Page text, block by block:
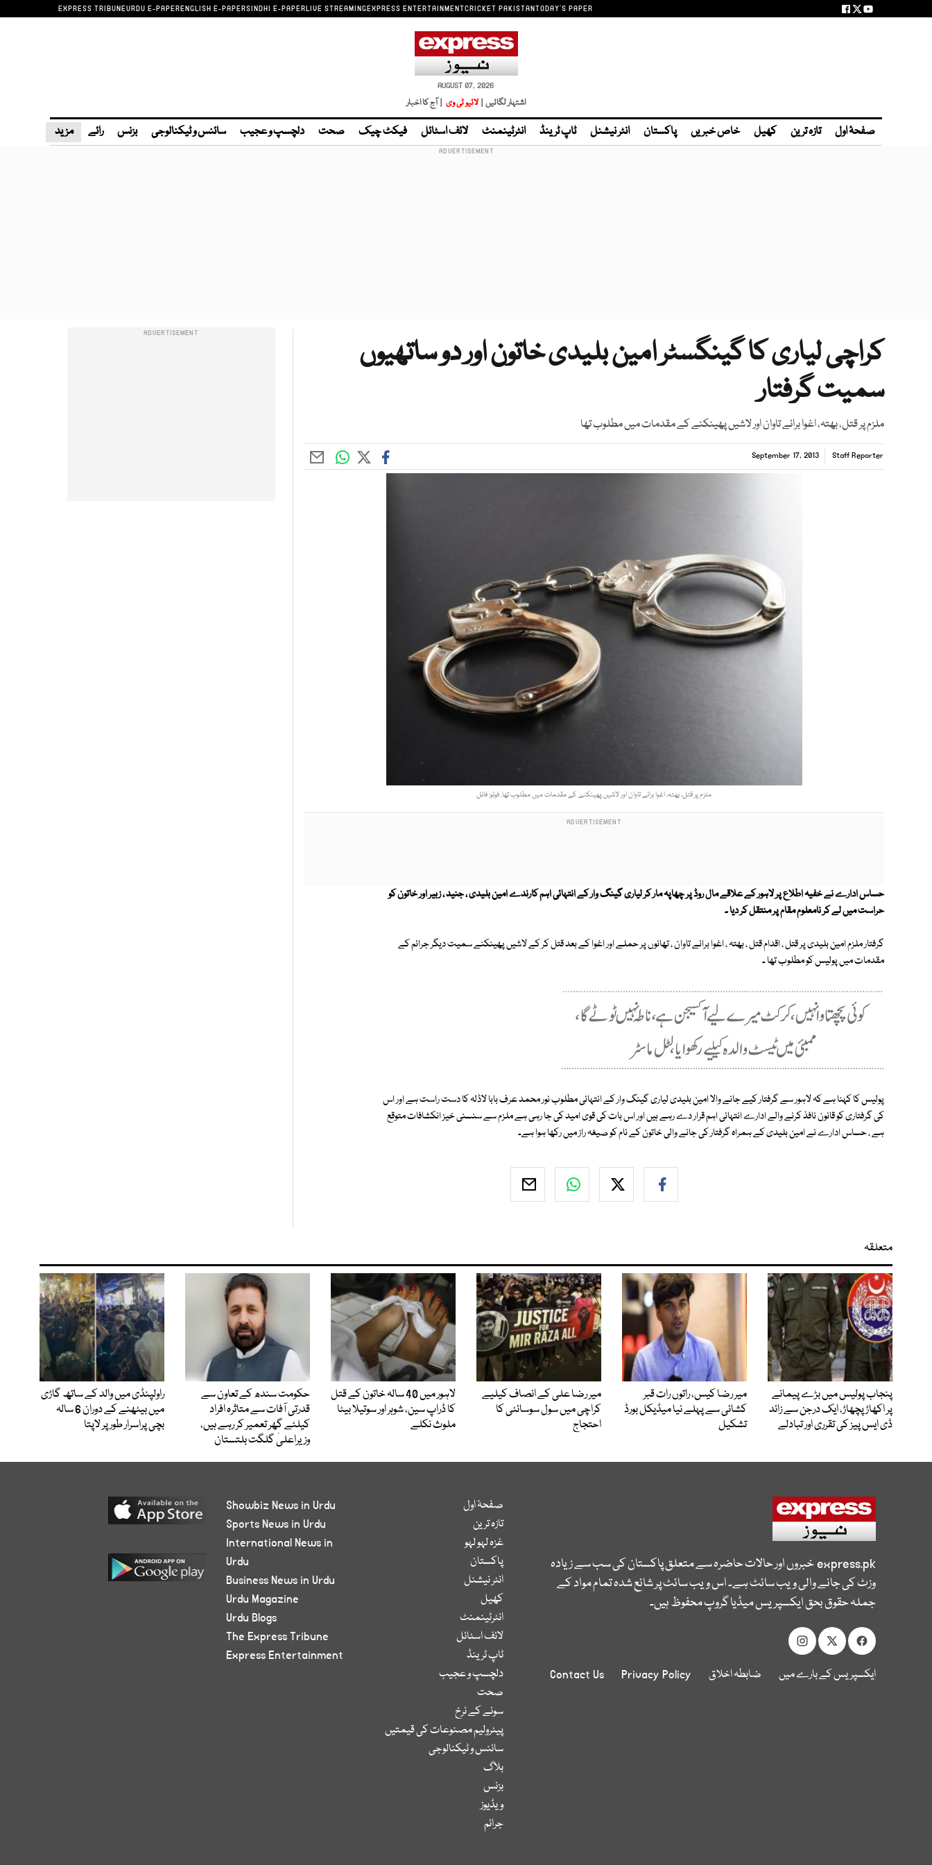
EXPRESS TRIBUNEURDU E-PAPERENGLISH E-PAPERSINDHI E-PAPERLIVE STREAMINGEXPRESS ENTERTAINMENTCRICKET PAKISTANTODAY'S PAPER
AUGUST 07, 2026
اشتہار لگائیں | لائیو ٹی وی | آج کا اخبار
صفحۂ اول تازہ ترین کھیل خاص خبریں پاکستان انٹر نیشنل ٹاپ ٹرینڈ انٹرٹینمنٹ لائف اسٹائل فیکٹ چیک صحت دلچسپ و عجیب سائنس و ٹیکنالوجی بزنس رائے مزید
کراچی لیاری کا گینگسٹر امین بلیدی خاتون اور دو ساتھیوں
سمیت گرفتار
ملزم پر قتل، بھتہ، اغوا برائے تاوان اور لاشیں پھینکنے کے مقدمات میں مطلوب تھا
Staff Reporter
September 17, 2013
ملزم پر قتل، بھتہ، اغوا برائے تاوان اور لاشیں پھینکنے کے مقدمات میں مطلوب تھا. فوٹو: فائل
حساس ادارے نے خفیہ اطلاع پر لاہور کے علاقے مال روڈ پر چھاپہ مار کر لیاری گینگ وار کے انتہائی اہم کارندے امین بلیدی ، جنید ، زبیر اور خاتون کو
حراست میں لے کر نامعلوم مقام پر منتقل کر دیا ۔
گرفتار ملزم امین بلیدی پر قتل ، اقدام قتل ، بھتہ ، اغوا برائے تاوان ، تھانوں پر حملے اور اغوا کے بعد قتل کر کے لاشیں پھینکنے سمیت دیگر جرائم کے
مقدمات میں پولیس کو مطلوب تھا ۔
پولیس کا کہنا ہے کہ لاہور سے گرفتار کیے جانے والا امین بلیدی لیاری گینگ وار کے انتہائی مطلوب نور محمد عرف بابا لاڈلہ کا دست راست ہے اور اس
کی گرفتاری کو قانون نافذ کرنے والے ادارے انتہائی اہم قرار دے رہے ہیں اور اس بات کی قوی امید کی جا رہی ہے ملزم سے سنسنی خیز انکشافات متوقع
ہے ، حساس ادارے نے امین بلیدی کے ہمراہ گرفتار کی جانے والی خاتون کے نام کو صیغہ راز میں رکھا ہوا ہے۔
متعلقہ
پنجاب پولیس میں بڑے پیمانے
پر اکھاڑ پچھاڑ، ایک درجن سے زائد
ڈی ایس پیز کی تقرری اور تبادلے
میر رضا کیس، راتوں رات قبر
کشائی سے پہلے نیا میڈیکل بورڈ
تشکیل
میر رضا علی کے انصاف کیلیے
کراچی میں سول سوسائٹی کا
احتجاج
لاہور میں 40 سالہ خاتون کے قتل
کا ڈراپ سین، شوہر اور سوتیلا بیٹا
ملوث نکلے
حکومت سندھ کے تعاون سے
قدرتی آفات سے متاثرہ افراد
کیلئے گھر تعمیر کر رہے ہیں،
وزیراعلیٰ گلگت بلتستان
راولپنڈی میں والد کے ساتھ گاڑی
میں بیٹھنے کے دوران 6 سالہ
بچی پراسرار طور پر لاپتا
express.pkخبروں اور حالات حاضرہ سے متعلق پاکستان کی سب سے زیادہ
وزٹ کی جانے والی ویب سائٹ ہے۔ اس ویب سائٹ پر شائع شدہ تمام مواد کے
جملہ حقوق بحق ایکسپریس میڈیا گروپ محفوظ ہیں۔
ایکسپریس کے بارے میں ضابطہ اخلاق Privacy Policy
Contact Us
صفحۂ اول
تازہ ترین
غزہ لہو لہو
پاکستان
انٹر نیشنل
کھیل
انٹرٹینمنٹ
لائف اسٹائل
ٹاپ ٹرینڈ
دلچسپ و عجیب
صحت
سونے کے نرخ
پیٹرولیم مصنوعات کی قیمتیں
سائنس و ٹیکنالوجی
بلاگ
بزنس
ویڈیوز
جرائم
Showbiz News in Urdu
Sports News in Urdu
International News in
Urdu
Business News in Urdu
Urdu Magazine
Urdu Blogs
The Express Tribune
Express Entertainment